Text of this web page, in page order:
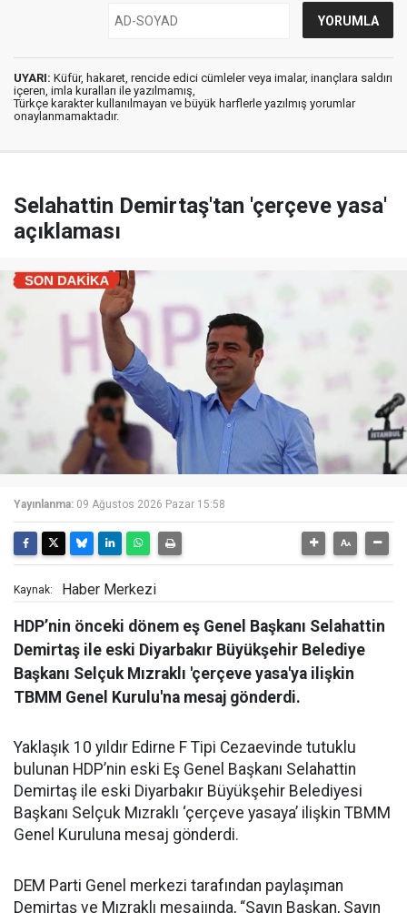
UYARI: Küfür, hakaret, rencide edici cümleler veya imalar, inançlara saldırı
içeren, imla kuralları ile yazılmamış,
Türkçe karakter kullanılmayan ve büyük harflerle yazılmış yorumlar
onaylanmamaktadır.
Selahattin Demirtaş'tan 'çerçeve yasa'
açıklaması
Yayınlanma: 09 Ağustos 2026 Pazar 15:58
Kaynak: Haber Merkezi
HDP’nin önceki dönem eş Genel Başkanı Selahattin
Demirtaş ile eski Diyarbakır Büyükşehir Belediye
Başkanı Selçuk Mızraklı 'çerçeve yasa'ya ilişkin
TBMM Genel Kurulu'na mesaj gönderdi.
Yaklaşık 10 yıldır Edirne F Tipi Cezaevinde tutuklu
bulunan HDP’nin eski Eş Genel Başkanı Selahattin
Demirtaş ile eski Diyarbakır Büyükşehir Belediyesi
Başkanı Selçuk Mızraklı ‘çerçeve yasaya’ ilişkin TBMM
Genel Kuruluna mesaj gönderdi.
DEM Parti Genel merkezi tarafından paylaşıman
Demirtaş ve Mızraklı mesajında, “Sayın Başkan, Sayın